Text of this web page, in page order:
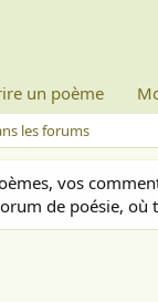
un poème
les forums
vos
de poésie,